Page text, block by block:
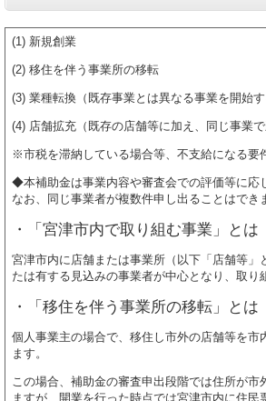
(1) 新規創業
(2) 移住を伴う事業所の移転
(3) 業種転換（既存事業とは異なる事業を開始す
(4) 店舗拡充（既存の店舗等に加え、同じ事業で
※市税を滞納している場合等、不支給になる要
◆本補助金は事業内容や審査会での評価等に応
なお、同じ事業者が複数件申し出ることはでき
・「宮津市内で取り組む事業」とは
宮津市内に店舗または事業所（以下「店舗等」
たは有する見込みの事業者が中心となり、取り
・「移住を伴う事業所の移転」とは
個人事業主の場合で、移住し市外の店舗等を市
ます。
この場合、補助金の審査申出段階では住所が市
ますが、開業を行った時点では宮津市内に住民